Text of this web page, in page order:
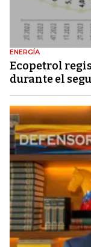
ENERGÍA
Ecopetrol
durante el